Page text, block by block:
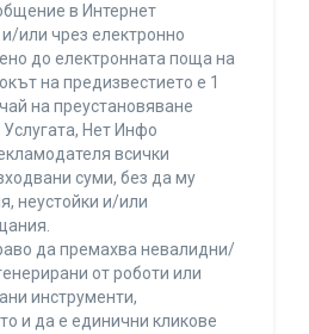
в Интернет
или чрез електронно
до електронната поща на
на предизвестието е 1
на преустановяване
Нет Инфо
всички
суми, без да му
неустойки и/или
да премахва невалидни/
от роботи или
инструменти,
и да е единични кликове